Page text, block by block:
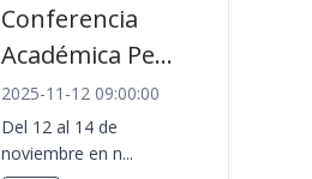
Conferencia
Académica Pe...
2025-11-12 09:00:00
Del 12 al 14 de
noviembre en n...